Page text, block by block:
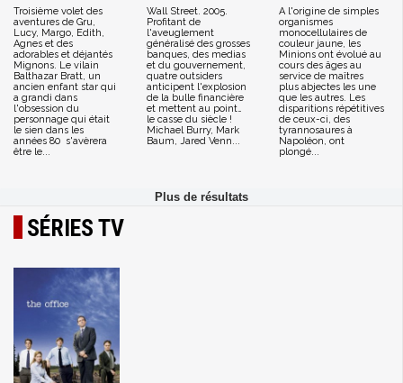
Troisième volet des
aventures de Gru,
Lucy, Margo, Edith,
Agnes et des
adorables et déjantés
Mignons. Le vilain
Balthazar Bratt, un
ancien enfant star qui
a grandi dans
l'obsession du
personnage qui était
le sien dans les
années 80 s'avèrera
être le...
Wall Street. 2005.
Profitant de
l'aveuglement
généralisé des grosses
banques, des medias
et du gouvernement,
quatre outsiders
anticipent l'explosion
de la bulle financière
et mettent au point…
le casse du siècle !
Michael Burry, Mark
Baum, Jared Venn...
A l'origine de simples
organismes
monocellulaires de
couleur jaune, les
Minions ont évolué au
cours des âges au
service de maîtres
plus abjectes les une
que les autres. Les
disparitions répétitives
de ceux-ci, des
tyrannosaures à
Napoléon, ont
plongé...
SÉRIES TV